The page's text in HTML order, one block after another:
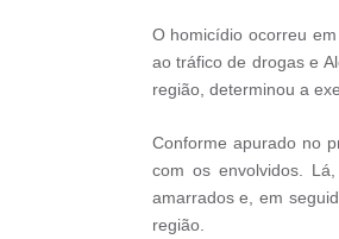
O homicídio ocorreu
ao tráfico de drogas e
região, determinou a
Conforme apurado no
com os envolvidos.
amarrados e, em
região.